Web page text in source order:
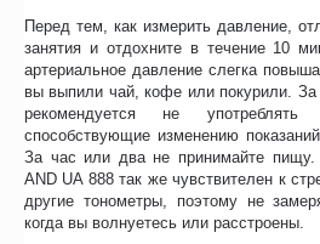
Перед тем, как измерить давление,
занятия и отдохните в течение 10
артериальное давление слегка
вы выпили чай, кофе или покурили.
рекомендуется не
способствующие изменению
За час или два не принимайте пищу.
AND UA 888 так же чувствителен к
другие тонометры, поэтому не
когда вы волнуетесь или расстроены.